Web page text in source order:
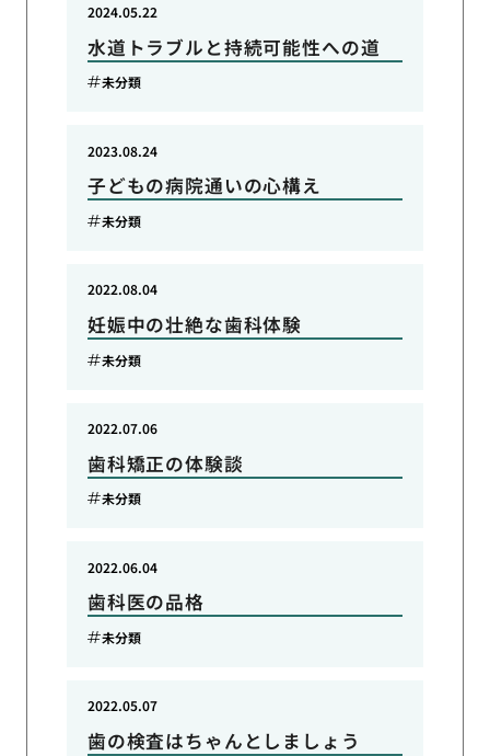
水道トラブルと持続可能性への道
2024.05.22
未分類
子どもの病院通いの心構え
2023.08.24
未分類
妊娠中の壮絶な歯科体験
2022.08.04
未分類
歯科矯正の体験談
2022.07.06
未分類
歯科医の品格
2022.06.04
未分類
歯の検査はちゃんとしましょう
2022.05.07